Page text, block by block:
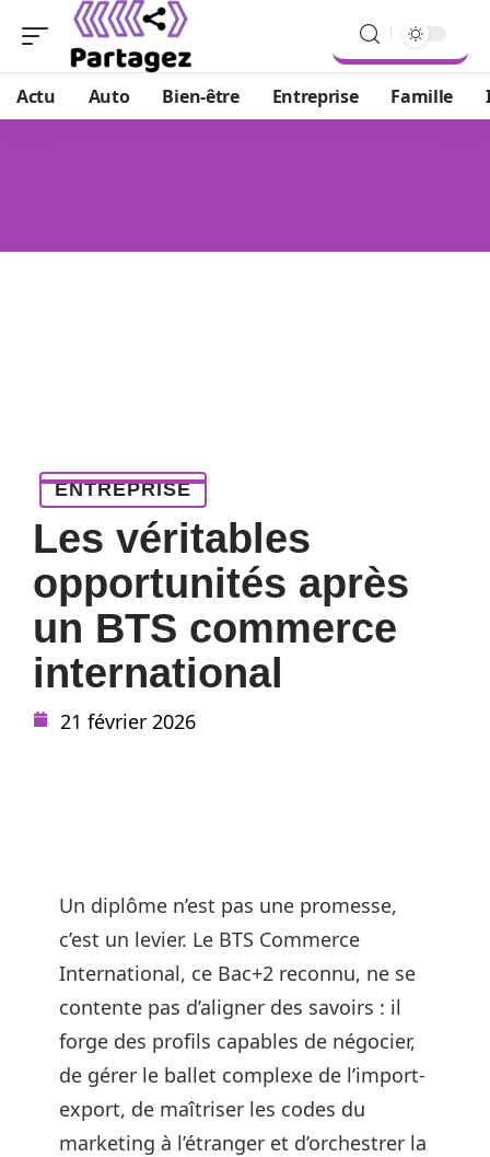
Actu Auto Bien-être Entreprise Famille
ENTREPRISE
Les véritables
opportunités après
un BTS commerce
international
21 février 2026
Un diplôme n’est pas une promesse,
c’est un levier. Le BTS Commerce
International, ce Bac+2 reconnu, ne se
contente pas d’aligner des savoirs : il
forge des profils capables de négocier,
de gérer le ballet complexe de l’import-
export, de maîtriser les codes du
marketing à l’étranger et d’orchestrer la